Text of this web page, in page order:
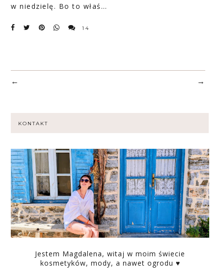
w niedzielę. Bo to właś…
14
← →
KONTAKT
Jestem Magdalena, witaj w moim świecie
kosmetyków, mody, a nawet ogrodu ♥